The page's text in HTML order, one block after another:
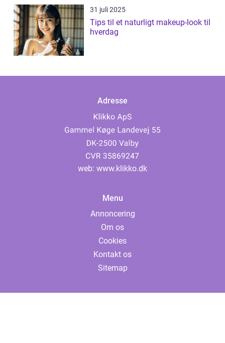
31 juli 2025
Tips til et naturligt makeup-look til
hverdag
Adresse
web: www.klikko.dk
Menu
Annoncering
Om os
Cookies
Kontakt os
Sitemap